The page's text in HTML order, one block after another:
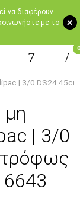
+
να διαφέρουν.
με το
0
| 3/0 DS24
μη
| 3/0